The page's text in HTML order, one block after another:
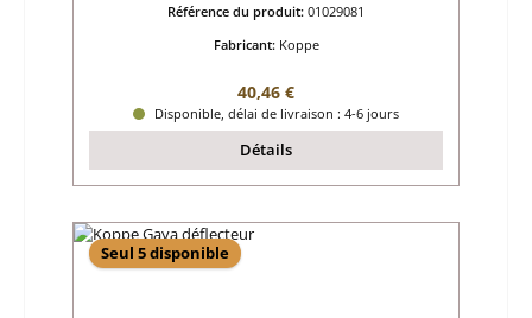
Référence du produit: 01029081
Fabricant: Koppe
Prix régulier :
40,46 €
Disponible, délai de livraison : 4-6 jours
Détails
Seul 5 disponible